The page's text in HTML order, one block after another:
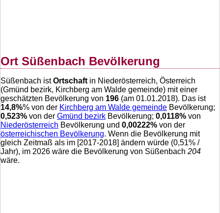
Ort Süßenbach Bevölkerung
Süßenbach istOrtschaft in Niederösterreich, Österreich
(Gmünd bezirk, Kirchberg am Walde gemeinde) mit einer
geschätzten Bevölkerung von 196 (am 01.01.2018). Das ist
14,8%% von der Kirchberg am Walde gemeinde Bevölkerung;
0,523% von der Gmünd bezirk Bevölkerung; 0,0118% von
Niederösterreich Bevölkerung und 0,00222% von der
österreichischen Bevölkerung. Wenn die Bevölkerung mit
gleich Zeitmaß als im [2017-2018] ändern würde (0,51% /
Jahr), im 2026 wäre die Bevölkerung von Süßenbach 204
wäre.